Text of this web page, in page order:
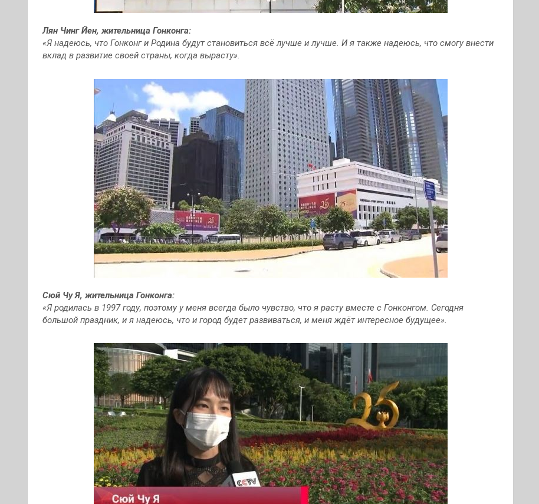
Лян Чинг Йен, жительница Гонконга:
«Я надеюсь, что Гонконг и Родина будут становиться всё лучше и лучше. И я также надеюсь, что смогу внести
вклад в развитие своей страны, когда вырасту».
Сюй Чу Я, жительница Гонконга:
«Я родилась в 1997 году, поэтому у меня всегда было чувство, что я расту вместе с Гонконгом. Сегодня
большой праздник, и я надеюсь, что и город будет развиваться, и меня ждёт интересное будущее».